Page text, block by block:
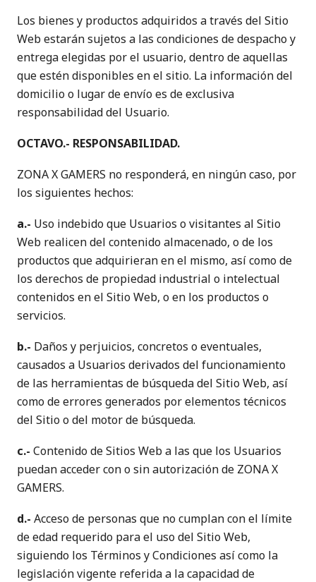
Los bienes y productos adquiridos a través del Sitio
Web estarán sujetos a las condiciones de despacho y
entrega elegidas por el usuario, dentro de aquellas
que estén disponibles en el sitio. La información del
domicilio o lugar de envío es de exclusiva
responsabilidad del Usuario.
OCTAVO.- RESPONSABILIDAD.
ZONA X GAMERS no responderá, en ningún caso, por
los siguientes hechos:
a.- Uso indebido que Usuarios o visitantes al Sitio
Web realicen del contenido almacenado, o de los
productos que adquirieran en el mismo, así como de
los derechos de propiedad industrial o intelectual
contenidos en el Sitio Web, o en los productos o
servicios.
b.- Daños y perjuicios, concretos o eventuales,
causados a Usuarios derivados del funcionamiento
de las herramientas de búsqueda del Sitio Web, así
como de errores generados por elementos técnicos
del Sitio o del motor de búsqueda.
c.- Contenido de Sitios Web a las que los Usuarios
puedan acceder con o sin autorización de ZONA X
GAMERS.
d.- Acceso de personas que no cumplan con el límite
de edad requerido para el uso del Sitio Web,
siguiendo los Términos y Condiciones así como la
legislación vigente referida a la capacidad de